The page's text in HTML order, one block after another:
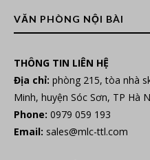
VĂN PHÒNG NỘI BÀI
THÔNG TIN LIÊN HỆ
Địa chỉ: phòng 215, tòa nhà
Minh, huyện Sóc Sơn, TP Hà
Phone: 0979 059 193
Email: sales@mlc-ttl.com